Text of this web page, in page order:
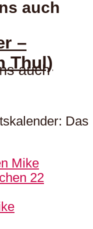
auch
auch
–
Thul)
Das